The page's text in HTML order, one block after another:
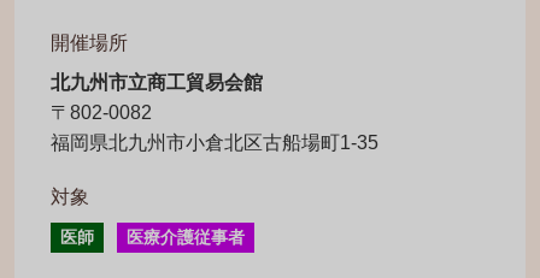
開催場所
北九州市立商工貿易会館
〒802-0082
福岡県北九州市小倉北区古船場町1-35
対象
医師 医療介護従事者